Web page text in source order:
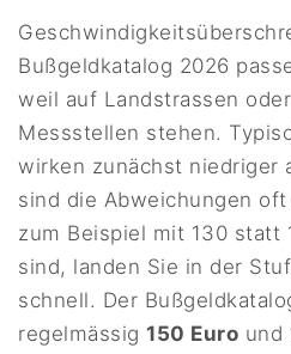
Bußgeldkatalog 2026
weil auf Landstrassen
Messstellen stehen.
wirken zunächst niedriger
sind die Abweichungen oft
zum Beispiel mit 130 statt
sind, landen Sie in der
schnell. Der
regelmässig150 Euro und